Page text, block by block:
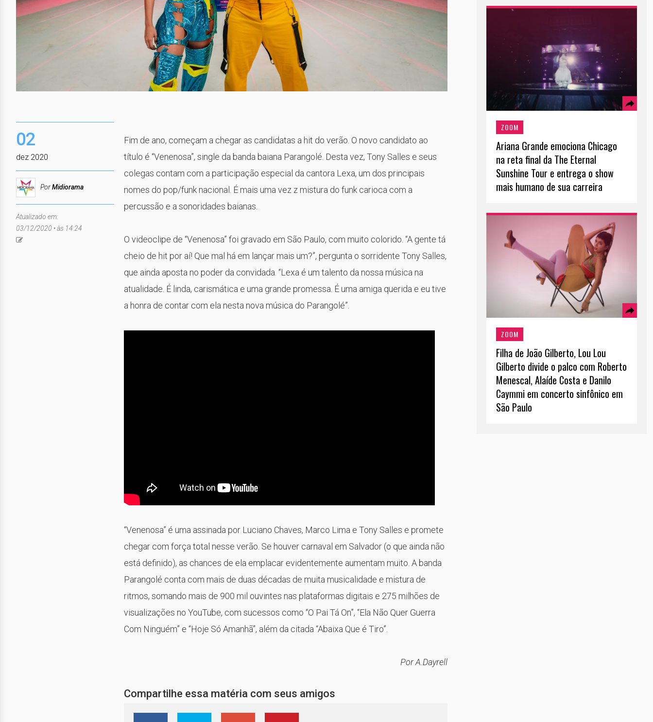
ZOOM
Ariana Grande emociona Chicago
na reta final da The Eternal
Sunshine Tour e entrega o show
mais humano de sua carreira
ZOOM
Filha de João Gilberto, Lou Lou
Gilberto divide o palco com Roberto
Menescal, Alaíde Costa e Danilo
Caymmi em concerto sinfônico em
São Paulo
02
dez 2020
PorMidiorama
Atualizado em:
03/12/2020 • às 14:24
Fim de ano, começam a chegar as candidatas a hit do verão. O novo candidato ao
título é “Venenosa”, single da banda baiana Parangolé. Desta vez, Tony Salles e seus
colegas contam com a participação especial da cantora Lexa, um dos principais
nomes do pop/funk nacional. É mais uma vez z mistura do funk carioca com a
percussão e a sonoridades baianas.
O videoclipe de “Venenosa” foi gravado em São Paulo, com muito colorido. “A gente tá
cheio de hit por aí! Que mal há em lançar mais um?”, pergunta o sorridente Tony Salles,
que ainda aposta no poder da convidada. “Lexa é um talento da nossa música na
atualidade. É linda, carismática e uma grande promessa. É uma amiga querida e eu tive
a honra de contar com ela nesta nova música do Parangolé”.
“Venenosa” é uma assinada por Luciano Chaves, Marco Lima e Tony Salles e promete
chegar com força total nesse verão. Se houver carnaval em Salvador (o que ainda não
está definido), as chances de ela emplacar evidentemente aumentam muito. A banda
Parangolé conta com mais de duas décadas de muita musicalidade e mistura de
ritmos, somando mais de 900 mil ouvintes nas plataformas digitais e 275 milhões de
visualizações no YouTube, com sucessos como “O Pai Tá On”, “Ela Não Quer Guerra
Com Ninguém” e “Hoje Só Amanhã”, além da citada “Abaixa Que é Tiro”.
Por A.Dayrell
Compartilhe essa matéria com seus amigos